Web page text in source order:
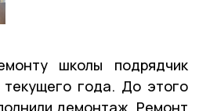
школы подрядчик
текущего года. До этого